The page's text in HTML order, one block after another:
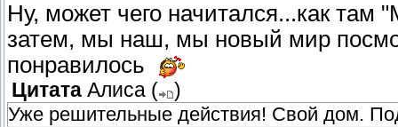
Ну, может чего начитался...как
затем, мы наш, мы новый мир
понравилось
Цитата Алиса (
)
Уже решительные действия! Свой дом.